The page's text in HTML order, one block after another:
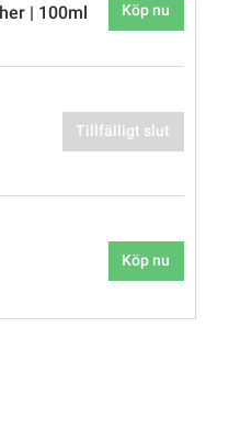
| 100ml
Köp nu
Tillfälligt slut
Köp nu